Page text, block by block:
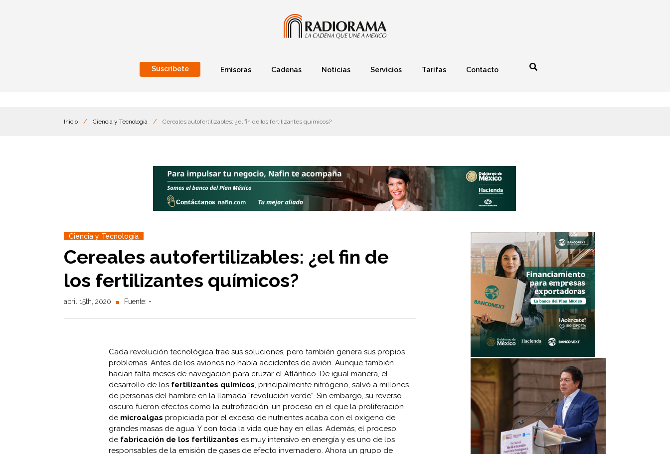
Suscríbete Emisoras Cadenas Noticias Servicios Tarifas Contacto
Inicio / Ciencia y Tecnología / Cereales autofertilizables: ¿el fin de los fertilizantes químicos?
Ciencia y Tecnología
Cereales autofertilizables: ¿el fin de
los fertilizantes químicos?
abril 15th, 2020 Fuente: -
Cada revolución tecnológica trae sus soluciones, pero también genera sus propios
problemas. Antes de los aviones no había accidentes de avión. Aunque también
hacían falta meses de navegación para cruzar el Atlántico. De igual manera, el
desarrollo de los fertilizantes químicos, principalmente nitrógeno, salvó a millones
de personas del hambre en la llamada “revolución verde”. Sin embargo, su reverso
oscuro fueron efectos como la eutrofización, un proceso en el que la proliferación
de microalgas propiciada por el exceso de nutrientes acaba con el oxígeno de
grandes masas de agua. Y con toda la vida que hay en ellas. Además, el proceso
de fabricación de los fertilizantes es muy intensivo en energía y es uno de los
responsables de la emisión de gases de efecto invernadero. Ahora un grupo de